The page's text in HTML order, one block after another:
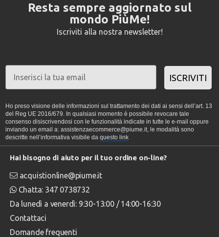
Resta sempre aggiornato sul
mondo PiùMe!
Iscriviti alla nostra newsletter!
ISCRIVITI
Ho preso visione delle informazioni sul trattamento dei dati ai sensi dell’art. 13
del Reg UE 2016/679. In qualsiasi momento è possibile revocare tale
consenso disiscrivendosi con le funzionalità indicate in tutte le e-mail oppure
inviando un email a: assistenzaecommerce@piume.it, le modalità sono
descritte nell’informativa visibile da questo link
Hai bisogno di aiuto per il tuo ordine on-line?
acquistionline@piume.it
Chatta: 347 0738732
Da lunedì a venerdì: 9:30-13:00 / 14:00-16:30
Contattaci
Domande frequenti